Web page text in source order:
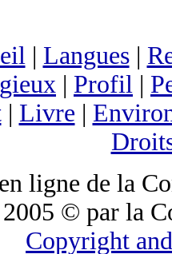
| Langues|
| Profil |
| Livre |
ligne de la
© par la
Copyright